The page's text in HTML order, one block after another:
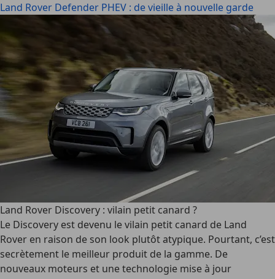
Land Rover Defender PHEV : de vieille à nouvelle garde
Land Rover Discovery : vilain petit canard ?
Le Discovery est devenu le vilain petit canard de Land
Rover en raison de son look plutôt atypique. Pourtant, c’est
secrètement le meilleur produit de la gamme. De
nouveaux moteurs et une technologie mise à jour